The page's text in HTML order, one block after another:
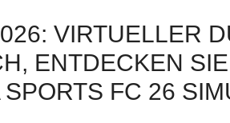
VIRTUELLER
ENTDECKEN
FC 26